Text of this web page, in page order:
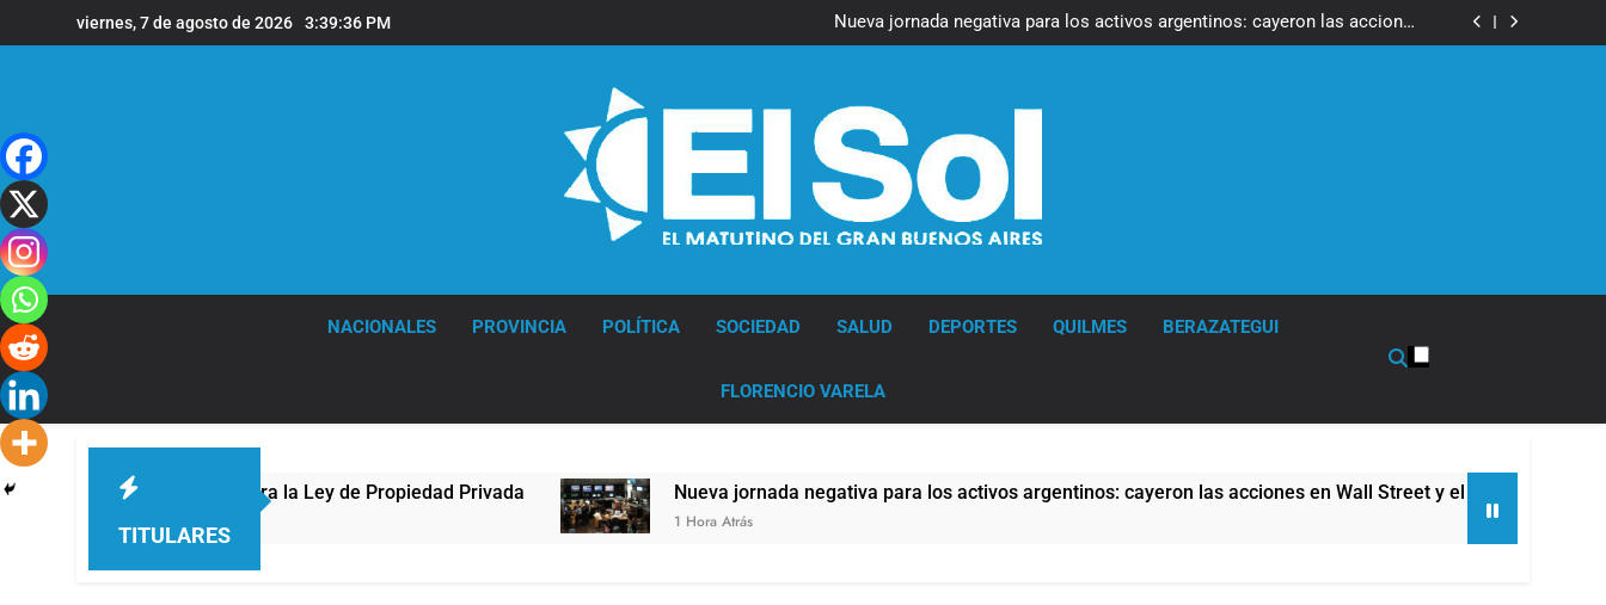
al
viernes, 7 de agosto de 2026 3:39:37 PM
Ley de Propiedad Privada
Nueva jornada negativa para los activos argentinos: cayeron las acciones
en Wall Street y el riesgo país quedó al borde de los 450 puntos
Jorge Macri condenó los disturbios frente al Congreso y calificó a los
Nueva jornada negativa para los activos argentinos: cayeron las acciones
Jorge Macri condenó los disturbios frente al Congreso y calificó a los
Día Internacional de la Cerveza: los tres secretos para servirla
NACIONALES PROVINCIA POLÍTICA SOCIEDAD SALUD DEPORTES QUILMES BERAZATEGUI
FLORENCIO VARELA
TITULARES
contra la Ley de Propiedad Privada Nueva jornada negativa para los activos argentinos: cayeron las acciones en Wall Street y el riesgo país quedó al borde de los
1 Hora Atrás